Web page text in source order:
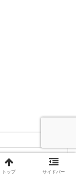
トップ サイドバー